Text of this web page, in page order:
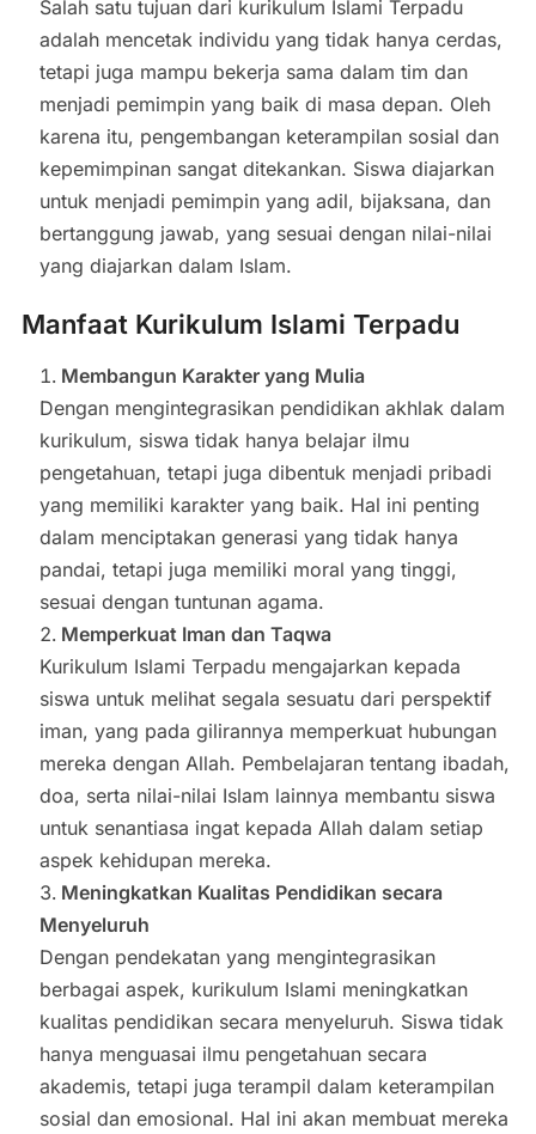
Salah satu tujuan dari kurikulum Islami Terpadu
adalah mencetak individu yang tidak hanya cerdas,
tetapi juga mampu bekerja sama dalam tim dan
menjadi pemimpin yang baik di masa depan. Oleh
karena itu, pengembangan keterampilan sosial dan
kepemimpinan sangat ditekankan. Siswa diajarkan
untuk menjadi pemimpin yang adil, bijaksana, dan
bertanggung jawab, yang sesuai dengan nilai-nilai
yang diajarkan dalam Islam.
Manfaat Kurikulum Islami Terpadu
Membangun Karakter yang Mulia
Dengan mengintegrasikan pendidikan akhlak dalam
kurikulum, siswa tidak hanya belajar ilmu
pengetahuan, tetapi juga dibentuk menjadi pribadi
yang memiliki karakter yang baik. Hal ini penting
dalam menciptakan generasi yang tidak hanya
pandai, tetapi juga memiliki moral yang tinggi,
sesuai dengan tuntunan agama.
Memperkuat Iman dan Taqwa
Kurikulum Islami Terpadu mengajarkan kepada
siswa untuk melihat segala sesuatu dari perspektif
iman, yang pada gilirannya memperkuat hubungan
mereka dengan Allah. Pembelajaran tentang ibadah,
doa, serta nilai-nilai Islam lainnya membantu siswa
untuk senantiasa ingat kepada Allah dalam setiap
aspek kehidupan mereka.
Meningkatkan Kualitas Pendidikan secara
Menyeluruh
Dengan pendekatan yang mengintegrasikan
berbagai aspek, kurikulum Islami meningkatkan
kualitas pendidikan secara menyeluruh. Siswa tidak
hanya menguasai ilmu pengetahuan secara
akademis, tetapi juga terampil dalam keterampilan
sosial dan emosional. Hal ini akan membuat mereka